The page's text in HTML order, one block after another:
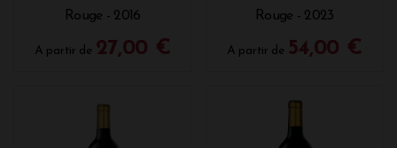
Rouge - 2016
A partir de 27,00 €
Rouge - 2023
A partir de 54,00 €